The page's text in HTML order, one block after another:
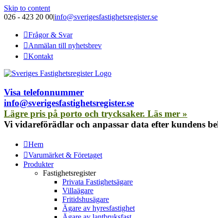
Skip to content
026 - 423 20 00|info@sverigesfastighetsregister.se
Frågor & Svar
Anmälan till nyhetsbrev
Kontakt
Visa telefonnummer
info@sverigesfastighetsregister.se
Lägre pris på porto och trycksaker. Läs mer »
Vi vidareförädlar och anpassar data efter kundens
Hem
Varumärket & Företaget
Produkter
Fastighetsregister
Privata Fastighetsägare
Villaägare
Fritidshusägare
Ägare av hyresfastighet